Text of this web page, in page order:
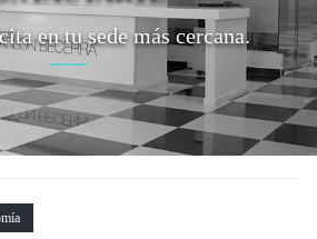
en tu sede más cercana.